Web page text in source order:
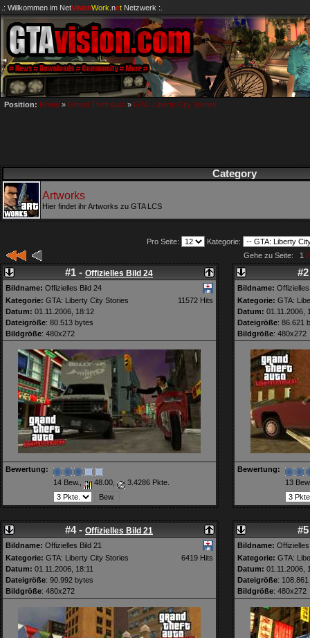
.: Willkommen im NetVisionWork .netNetzwerk :.
Position: Home » Grand Theft Auto » GTA: Liberty City Stories
Category
Artworks
Hier findet ihr Artworks zu GTA LCS
Pro Seite:
Kategorie:
Gehe zu Seite: 1 2
#1 - Offizielles Bild 24
Bildname: Offizielles Bild 24
Kategorie: GTA: Liberty City Stories
11572 Hits
Datum: 01.11.2006, 18:12
Dateigröße: 80.513 bytes
Bildgröße: 480x272
Bewertung:
14 Bew.,
48.00, 3.4286 Pkte.
Bildname:
Kategorie: GTA:
Datum: 01.11.2006,
Dateigröße: 86.621
Bildgröße: 480x272
Bewertung:
13
#4 - Offizielles Bild 21
Bildname: Offizielles Bild 21
Kategorie: GTA: Liberty City Stories
6419 Hits
Datum: 01.11.2006, 18:11
Dateigröße: 90.992 bytes
Bildgröße: 480x272
Bildname:
Kategorie: GTA:
Datum: 01.11.2006,
Dateigröße:
Bildgröße: 480x272